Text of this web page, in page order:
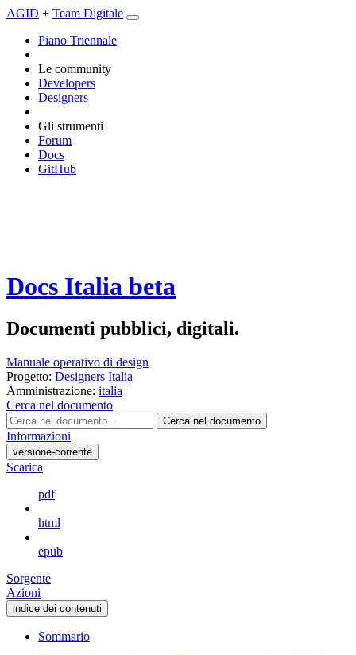
AGID + Team Digitale
Piano Triennale
Le community
Developers
Designers
Gli strumenti
Forum
Docs
GitHub
Docs Italia beta
Documenti pubblici, digitali.
Manuale operativo di design
Progetto: Designers Italia
Amministrazione: italia
Cerca nel documento
Cerca nel documento
Informazioni
versione-corrente
Scarica
pdf
html
epub
Sorgente
Azioni
indice dei contenuti
Sommario